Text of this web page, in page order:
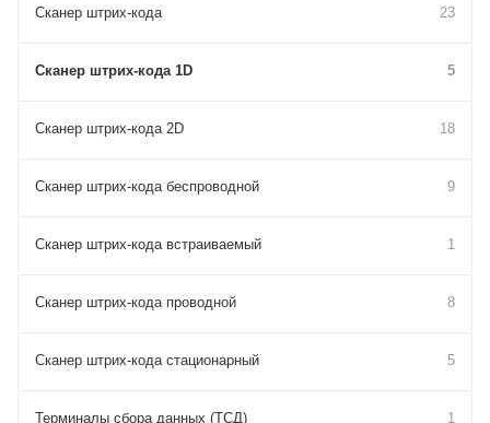
Сканер штрих-кода 23
Сканер штрих-кода 1D 5
Сканер штрих-кода 2D 18
Сканер штрих-кода беспроводной 9
Сканер штрих-кода встраиваемый 1
Сканер штрих-кода проводной 8
Сканер штрих-кода стационарный 5
Терминалы сбора данных (ТСД) 1